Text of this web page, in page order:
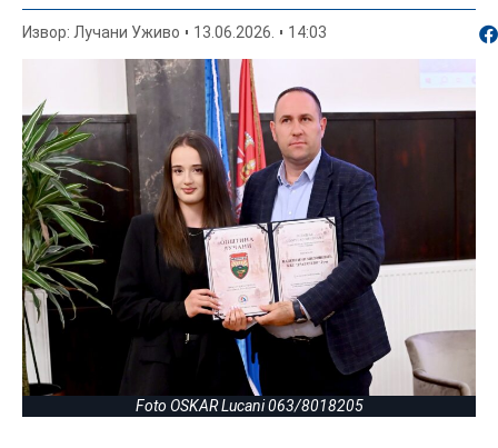
Извор: Лучани Уживо 13.06.2026. 14:03
Foto OSKAR Lucani 063/8018205